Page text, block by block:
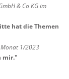
& Co KG im
hat die Themen
Monat 1/2023
mir."